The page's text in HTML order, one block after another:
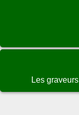
Les graveurs